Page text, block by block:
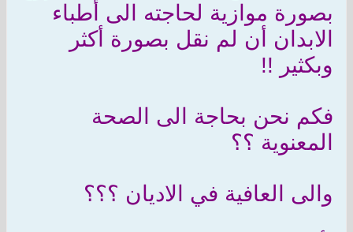
بصورة موازية لحاجته الى أطباء
الابدان أن لم نقل بصورة أكثر
وبكثير !!
فكم نحن بحاجة الى الصحة
المعنوية ؟؟
والى العافية في الاديان ؟؟؟